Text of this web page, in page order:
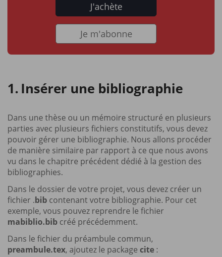
J'achète
Je m'abonne
Insérer une bibliographie
Dans une thèse ou un mémoire structuré en plusieurs
parties avec plusieurs fichiers constitutifs, vous devez
pouvoir gérer une bibliographie. Nous allons procéder
de manière similaire par rapport à ce que nous avons
vu dans le chapitre précédent dédié à la gestion des
bibliographies.
Dans le dossier de votre projet, vous devez créer un
fichier .bib contenant votre bibliographie. Pour cet
exemple, vous pouvez reprendre le fichier
mabiblio.bib créé précédemment.
Dans le fichier du préambule commun,
preambule.tex, ajoutez le package cite :